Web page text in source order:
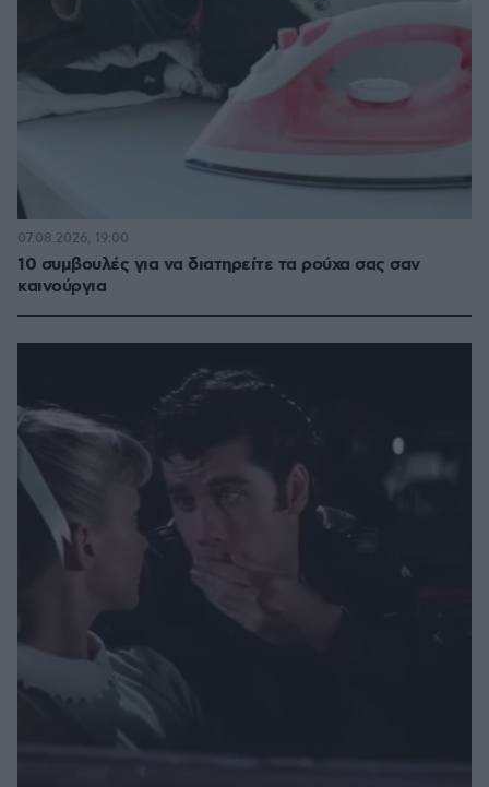
10 συμβουλές για να διατηρείτε τα ρούχα σας σαν
καινούργια
07.08.2026, 19:00